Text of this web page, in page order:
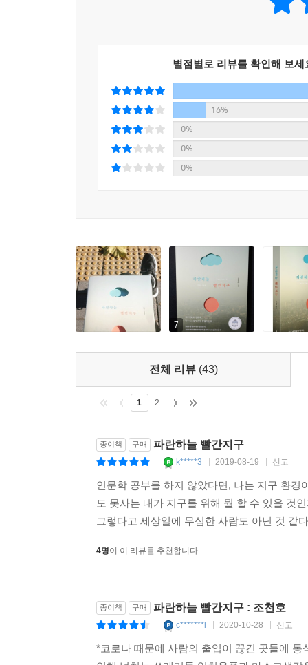
농사를 지을 수 없었기 때문에 한 곳에 정착할
있는 일은 그리 많지 않을 것이다. 이미 북미 대륙
미세먼지를 둘러싼 오해와 진실,
미세먼지를 해결하는 데 꼼수는 통하지 않는다
현재 미세먼지 문제는, 그 배출원이 어디냐에 과
산업이 발전하면서 나타난 피할 수 없는 부작용
화력발전이나 오염원 배출 현황도 가볍게 볼 수
피할 수는 없다는 것이다.
이 책은 더 근본적인 차원에서 고민을 해야 할
대책이 제시되지만, 그런 사실 그런 것들은 과
일어난다. 그렇기 때문에 비상 대책 등을 언급하
시도들은 우리 사회가 수준과 실력을 가늠할 수
모든 분야에서 변수가 된 기후변화의 위력
우리는 기후변화 문제를 생태 문제로 인식한다.
환경도 우리가 포기할 수 없는 영역이다. 그런데
이야기하는 ‘외부효과’로 볼 수 있을 것이다. 런
빚을 미래 세대에 지우는 셈이다.
안보 측면에서도 기후변화가 치명적인 결과를 불
별점별로 리뷰를 확인해 보세
16%
0%
0%
0%
7
전체 리뷰 (43)
1 2
종이책 구매 파란하늘 빨간지구
k*****3 2019-08-19 신고
인문학 공부를 하지 않았다면, 나는 지구 환
도 못사는 내가 지구를 위해 뭘 할 수 있을 것
그렇다고 세상일에 무심한 사람도 아닌 것 같
4명이 이 리뷰를 추천합니다.
종이책 구매 파란하늘 빨간지구 : 조천호
c*******l 2020-10-28 신고
*코로나 때문에 사람의 출입이 끊긴 곳들에